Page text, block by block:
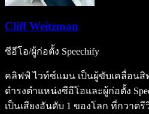
Cliff Weitzman
ซีอีโอ/ผู้ก่อตั้ง Speechify
คลิฟฟ์ ไวท์ซ์แมน เป็นผู้ขับเคลื่อนสิ
ดำรงตำแหน่งซีอีโอและผู้ก่อตั้ง
เป็นเสียงอันดับ 1 ของโลก ที่กวาดรี